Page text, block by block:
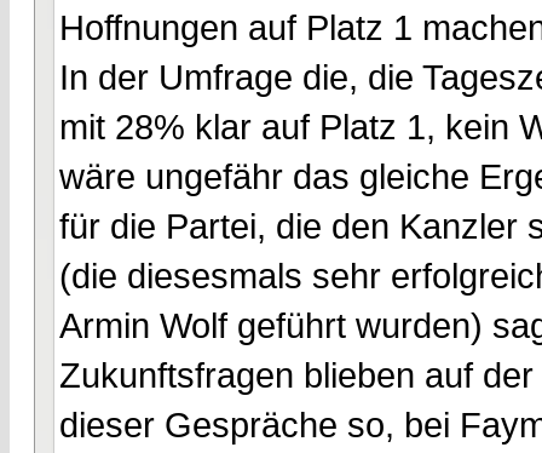
Hoffnungen auf Platz 1
In der Umfrage die, die
mit 28% klar auf Platz 1, kein
wäre ungefähr das gleiche
für die Partei, die den Kanzler
(die diesesmals sehr
Armin Wolf geführt wurden)
Zukunftsfragen blieben auf
dieser Gespräche so, bei